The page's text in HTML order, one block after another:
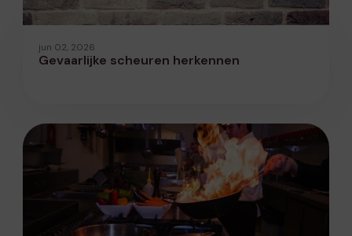
jun 02, 2026
Gevaarlijke scheuren herkennen